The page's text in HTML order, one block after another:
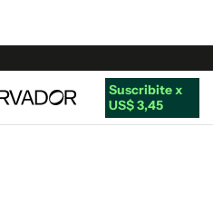
Suscribite x
US$ 3,45